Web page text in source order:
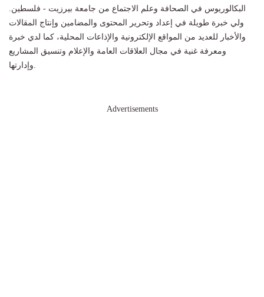
البكالوريوس في الصحافة وعلم الاجتماع من جامعة بيرزيت - فلسطين.
ولي خبرة طويلة في إعداد وتحرير المحتوى والمضامين وإنتاج المقالات
والأخبار للعديد من المواقع الإلكترونية والإذاعات المحلية، كما لدي خبرة
ومعرفة غنية في مجال العلاقات العامة والإعلام وتنسيق المشاريع
وإدارتها.
Advertisements